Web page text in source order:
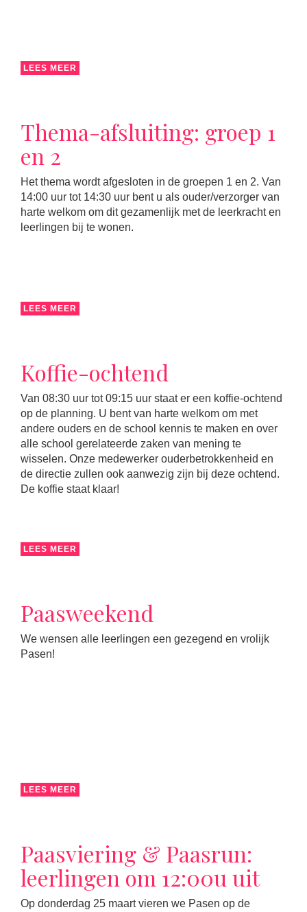
LEES MEER
Thema-afsluiting: groep 1
en 2
Het thema wordt afgesloten in de groepen 1 en 2. Van
14:00 uur tot 14:30 uur bent u als ouder/verzorger van
harte welkom om dit gezamenlijk met de leerkracht en
leerlingen bij te wonen.
LEES MEER
Koffie-ochtend
Van 08:30 uur tot 09:15 uur staat er een koffie-ochtend
op de planning. U bent van harte welkom om met
andere ouders en de school kennis te maken en over
alle school gerelateerde zaken van mening te
wisselen. Onze medewerker ouderbetrokkenheid en
de directie zullen ook aanwezig zijn bij deze ochtend.
De koffie staat klaar!
LEES MEER
Paasweekend
We wensen alle leerlingen een gezegend en vrolijk
Pasen!
LEES MEER
Paasviering & Paasrun:
leerlingen om 12:00u uit
Op donderdag 25 maart vieren we Pasen op de